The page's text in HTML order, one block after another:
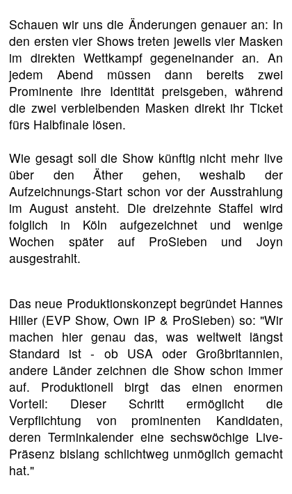
Schauen wir uns die Änderungen genauer an: In
den ersten vier Shows treten jeweils vier Masken
im direkten Wettkampf gegeneinander an. An
jedem Abend müssen dann bereits zwei
Prominente ihre Identität preisgeben, während
die zwei verbleibenden Masken direkt ihr Ticket
fürs Halbfinale lösen.
Wie gesagt soll die Show künftig nicht mehr live
über den Äther gehen, weshalb der
Aufzeichnungs-Start schon vor der Ausstrahlung
im August ansteht. Die dreizehnte Staffel wird
folglich in Köln aufgezeichnet und wenige
Wochen später auf ProSieben und Joyn
ausgestrahlt.
Das neue Produktionskonzept begründet Hannes
Hiller (EVP Show, Own IP & ProSieben) so: "Wir
machen hier genau das, was weltweit längst
Standard ist - ob USA oder Großbritannien,
andere Länder zeichnen die Show schon immer
auf. Produktionell birgt das einen enormen
Vorteil: Dieser Schritt ermöglicht die
Verpflichtung von prominenten Kandidaten,
deren Terminkalender eine sechswöchige Live-
Präsenz bislang schlichtweg unmöglich gemacht
hat."